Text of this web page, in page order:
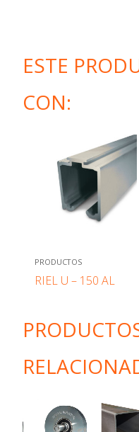
ESTE
CON:
PRODUCTOS
RIEL U – 150 AL